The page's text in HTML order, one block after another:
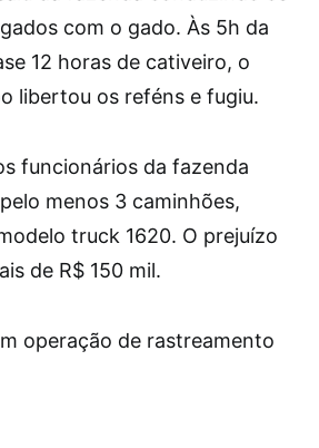
com o gado. Às 5h da
12 horas de cativeiro, o
libertou os reféns e fugiu.
funcionários da fazenda
menos 3 caminhões,
truck 1620. O prejuízo
de R$ 150 mil.
operação de rastreamento